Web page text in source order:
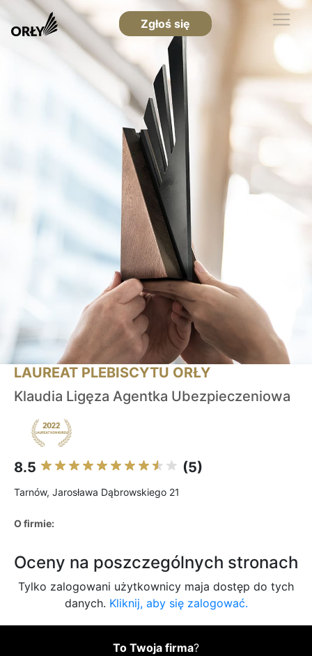
Zgłoś się
LAUREAT PLEBISCYTU ORŁY
Klaudia Ligęza Agentka Ubezpieczeniowa
8.5 (5)
Tarnów, Jarosława Dąbrowskiego 21
O firmie:
Oceny na poszczególnych stronach
Tylko zalogowani użytkownicy maja dostęp do tych
danych. Kliknij, aby się zalogować.
To Twoja firma?